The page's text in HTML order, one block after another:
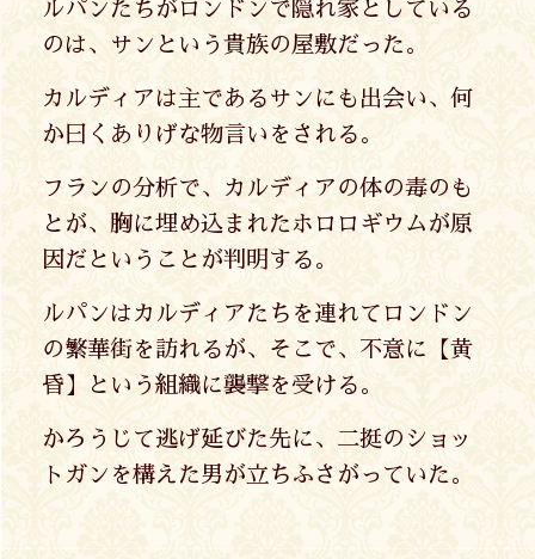
ルパンたちがロンドンで隠れ家としている
のは、サンという貴族の屋敷だった。
カルディアは主であるサンにも出会い、何
か曰くありげな物言いをされる。
フランの分析で、カルディアの体の毒のも
とが、胸に埋め込まれたホロロギウムが原
因だということが判明する。
ルパンはカルディアたちを連れてロンドン
の繁華街を訪れるが、そこで、不意に【黄
昏】という組織に襲撃を受ける。
かろうじて逃げ延びた先に、二挺のショッ
トガンを構えた男が立ちふさがっていた。